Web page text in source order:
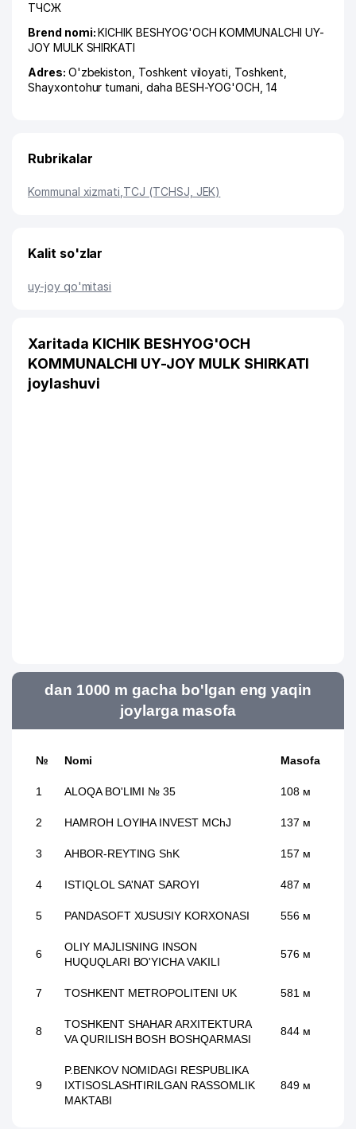
ТЧСЖ
Brend nomi:KICHIK BESHYOG'OCH KOMMUNALCHI UY-
JOY MULK SHIRKATI
Adres: O'zbekiston, Toshkent viloyati Toshkent
Shayxontohur tumani daha BESH-YOG'OCH , 14
Rubrikalar
Kommunal xizmati TCJ (TCHSJ, JEK)
Kalit so'zlar
uy-joy qo'mitasi
Xaritada KICHIK BESHYOG'OCH
KOMMUNALCHI UY-JOY MULK SHIRKATI
joylashuvi
dan 1000 m gacha bo'lgan eng yaqin
joylarga masofa
№ Nomi Masofa
1 ALOQA BO'LIMI № 35 108 м
2 HAMROH LOYIHA INVEST MChJ 137 м
3 AHBOR-REYTING ShK 157 м
4 ISTIQLOL SA'NAT SAROYI 487 м
5 PANDASOFT XUSUSIY KORXONASI 556 м
6
OLIY MAJLISNING INSON
HUQUQLARI BO'YICHA VAKILI
576 м
7 TOSHKENT METROPOLITENI UK 581 м
8
TOSHKENT SHAHAR ARXITEKTURA
VA QURILISH BOSH BOSHQARMASI
844 м
9
P.BENKOV NOMIDAGI RESPUBLIKA
IXTISOSLASHTIRILGAN RASSOMLIK
MAKTABI
849 м